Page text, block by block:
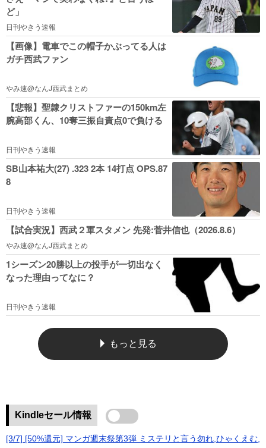
ど」
日刊やきう速報
【画像】電車でこの帽子かぶってる人は
ガチ西武ファン
やみ速@なんJ西武まとめ
【悲報】聖隷クリストファーの150km左
腕高部くん、10奪三振自責点0で負ける
日刊やきう速報
SB山本祐大(27) .323 2本 14打点 OPS.87
8
日刊やきう速報
【試合実況】西武２軍スタメン 先発:菅井信也（2026.8.6）
やみ速@なんJ西武まとめ
1シーズン20勝以上の投手が一切出なく
なった理由ってなに？
日刊やきう速報
もっと見る
Kindleセール情報
[3/7] [50%還元] マンガ週末祭第3弾 ミステリと言う勿れ,ひゃくえむ,